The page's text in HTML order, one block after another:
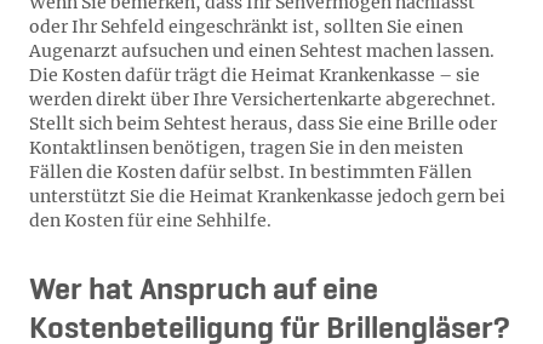
oder Ihr Sehfeld eingeschränkt ist, sollten Sie einen
Augenarzt aufsuchen und einen Sehtest machen lassen.
Die Kosten dafür trägt die Heimat Krankenkasse – sie
werden direkt über Ihre Versichertenkarte abgerechnet.
Stellt sich beim Sehtest heraus, dass Sie eine Brille oder
Kontaktlinsen benötigen, tragen Sie in den meisten
Fällen die Kosten dafür selbst. In bestimmten Fällen
unterstützt Sie die Heimat Krankenkasse jedoch gern bei
den Kosten für eine Sehhilfe.
Wer hat Anspruch auf eine
Kostenbeteiligung für Brillengläser?